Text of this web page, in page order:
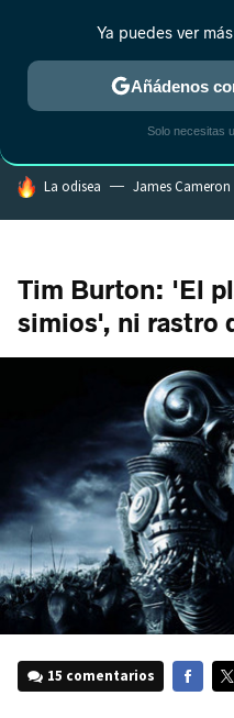
ESTRENOS
HOY SE HABLA DE
La odisea James Cameron
Tim Burton: 'El
simios', ni rastro
15 comentarios
Ya puedes ver
Añádenos
Solo necesitas